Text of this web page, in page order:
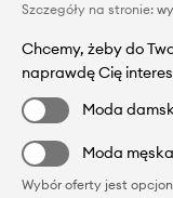
Szczegóły na stronie:
Chcemy, żeby do
naprawdę Cię
Moda
Moda męska
Wybór oferty jest